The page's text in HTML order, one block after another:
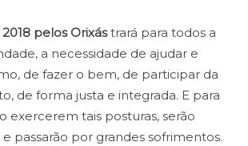
pelos Orixástrará para todos a
a necessidade de ajudar e
de fazer o bem, de participar da
de forma justa e integrada. E para
exercerem tais posturas, serão
passarão por grandes sofrimentos.